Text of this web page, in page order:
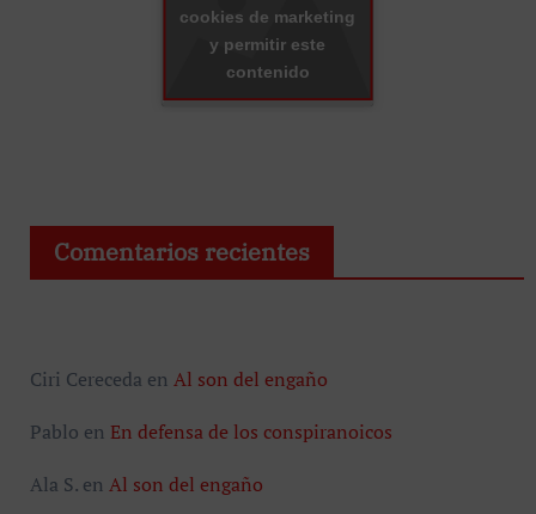
cookies de marketing
y permitir este
contenido
Comentarios recientes
Ciri Cereceda en Al son del engaño
Pablo en En defensa de los conspiranoicos
Ala S.en Al son del engaño